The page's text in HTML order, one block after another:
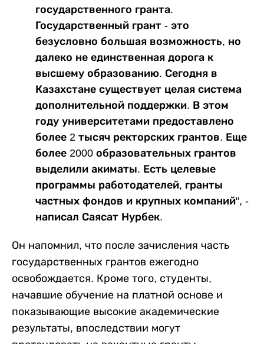
государственного гранта.
Государственный грант - это
безусловно большая возможность, но
далеко не единственная дорога к
высшему образованию. Сегодня в
Казахстане существует целая система
дополнительной поддержки. В этом
году университетами предоставлено
более 2 тысяч ректорских грантов. Еще
более 2000 образовательных грантов
выделили акиматы. Есть целевые
программы работодателей, гранты
частных фондов и крупных компаний", -
написал Саясат Нурбек.
Он напомнил, что после зачисления часть
государственных грантов ежегодно
освобождается. Кроме того, студенты,
начавшие обучение на платной основе и
показывающие высокие академические
результаты, впоследствии могут